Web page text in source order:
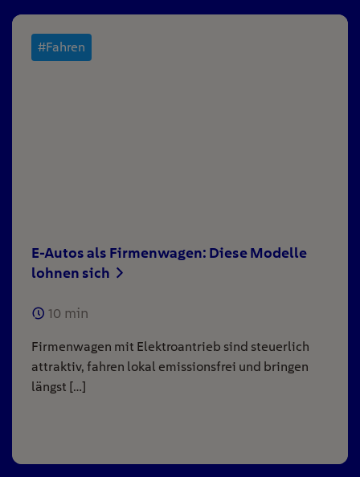
#Fahren
E-Autos als Firmenwagen: Diese Modelle
lohnen sich
10 min
Firmenwagen mit Elektroantrieb sind steuerlich
attraktiv, fahren lokal emissionsfrei und bringen
längst […]